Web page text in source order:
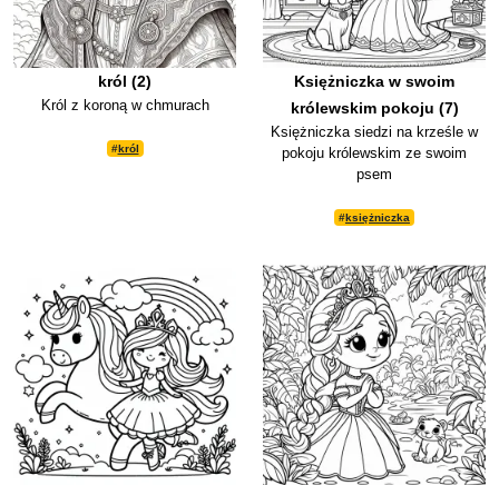
król (2)
Król z koroną w chmurach
#król
Księżniczka w swoim
królewskim pokoju (7)
Księżniczka siedzi na krześle w
pokoju królewskim ze swoim
psem
#księżniczka